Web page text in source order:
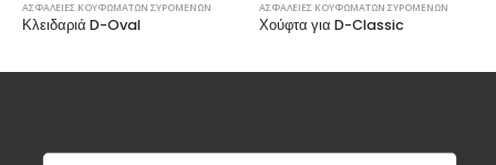
ΑΣΦΑΛΕΙΕΣ ΚΟΥΦΩΜΑΤΩΝ ΣΥΡΟΜΕΝΩΝ
Κλειδαριά D-Oval
ΑΣΦΑΛΕΙΕΣ ΚΟΥΦΩΜΑΤΩΝ ΣΥΡΟΜΕΝΩΝ
Χούφτα για D-Classic